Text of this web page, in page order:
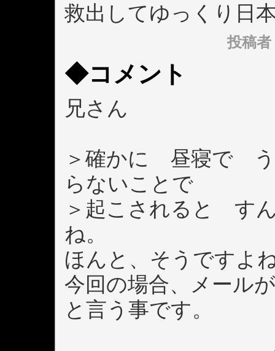
救出してゆっくり日
投稿
◆コメント
兄さん
＞確かに 昼寝で
らないことで
＞起こされると す
ね。
ほんと、そうですよ
今回の場合、メール
と言う事です。